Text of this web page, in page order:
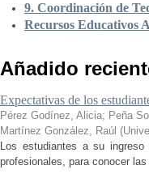
9. Coordinación de
Recursos Educativos
Añadido
Expectativas de los
Pérez Godínez, Alicia; Peña
Martínez González, Raúl (
Los estudiantes a su
profesionales, para conocer